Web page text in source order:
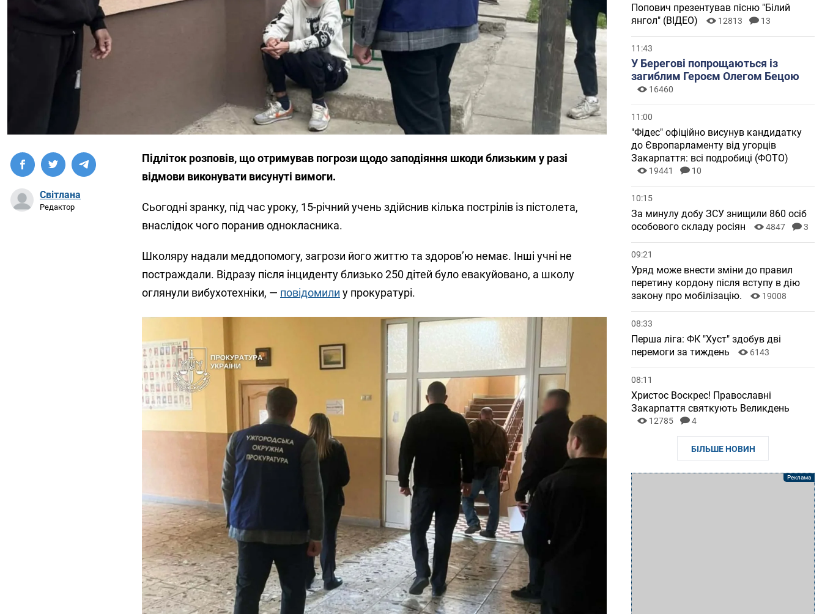
Світлана
Редактор
Підліток розповів, що отримував погрози щодо заподіяння шкоди близьким у разі
відмови виконувати висунуті вимоги.
Сьогодні зранку, під час уроку, 15-річний учень здійснив кілька пострілів із пістолета,
внаслідок чого поранив однокласника.
Школяру надали меддопомогу, загрози його життю та здоров’ю немає. Інші учні не
постраждали. Відразу після інциденту близько 250 дітей було евакуйовано, а школу
оглянули вибухотехніки, — повідомили у прокуратурі.
Попович презентував пісню "Білий
янгол" (ВІДЕО)
12813 13
11:43
У Берегові попрощаються із
загиблим Героєм Олегом Бецою
16460
11:00
"Фідес" офіційно висунув кандидатку
до Європарламенту від угорців
Закарпаття: всі подробиці (ФОТО)
19441 10
10:15
За минулу добу ЗСУ знищили 860 осіб
особового складу росіян
4847 3
09:21
Уряд може внести зміни до правил
перетину кордону після вступу в дію
закону про мобілізацію.
19008
08:33
Перша ліга: ФК "Хуст" здобув дві
перемоги за тиждень
6143
08:11
Христос Воскрес! Православні
Закарпаття святкують Великдень
12785 4
БІЛЬШЕ НОВИН